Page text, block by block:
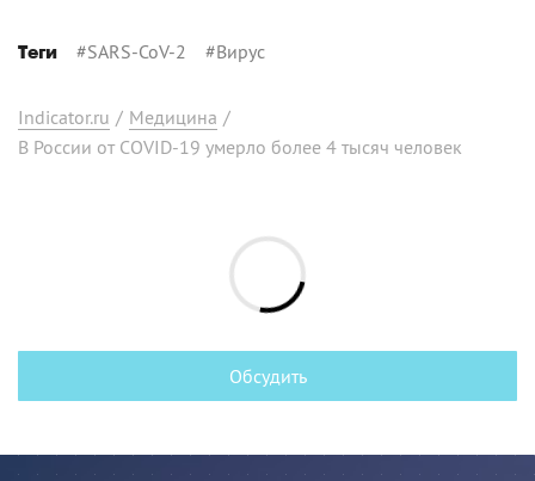
Теги #SARS-CoV-2 #Вирус
Indicator.ru / Медицина /
В России от COVID-19 умерло более 4 тысяч человек
Обсудить